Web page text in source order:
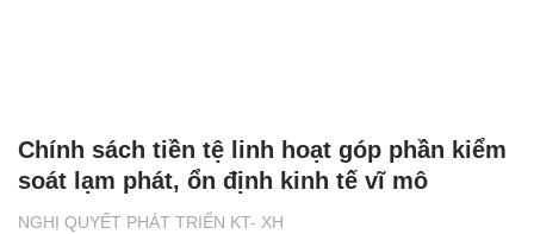
NGHỊ QUYẾT PHÁT TRIỂN KT- XH
Chính sách tiền tệ linh hoạt góp phần kiểm
soát lạm phát, ổn định kinh tế vĩ mô